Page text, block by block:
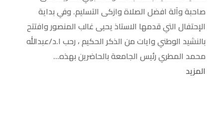
صاحبة وآلة افضل الصلاة وازكى التسليم. وفي بداية
الإحتفال التي قدمها الاستاذ يحيى غالب المنصور وافتتح
بالنشيد الوطني وايات من الذكر الحكيم ، رحب ا.د/عبدالله
محمد المطري رئيس الجامعة بالحاضرين بهذه...
المزيد